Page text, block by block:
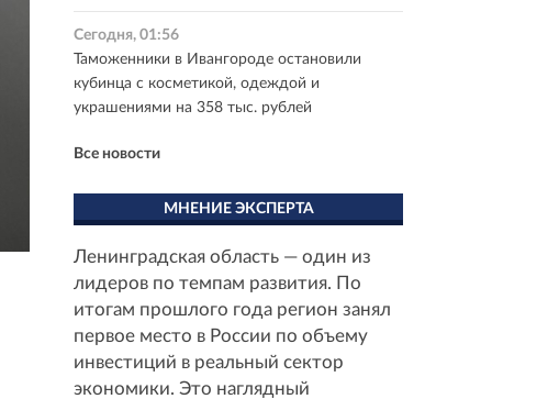
Сегодня, 01:56
Таможенники в Ивангороде остановили
кубинца с косметикой, одеждой и
украшениями на 358 тыс. рублей
Все новости
МНЕНИЕ ЭКСПЕРТА
Ленинградская область — один из
лидеров по темпам развития. По
итогам прошлого года регион занял
первое место в России по объему
инвестиций в реальный сектор
экономики. Это наглядный